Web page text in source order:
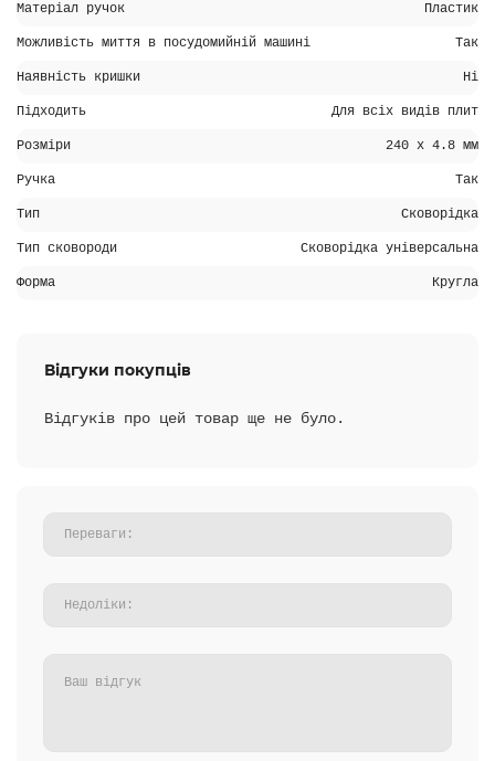
Матеріал ручок Пластик
Можливість миття в посудомийній машині Так
Наявність кришки Ні
Підходить Для всіх видів плит
Розміри 240 x 4.8 мм
Ручка Так
Тип Сковорідка
Тип сковороди Сковорідка універсальна
Форма Кругла
Відгуки покупців
Відгуків про цей товар ще не було.